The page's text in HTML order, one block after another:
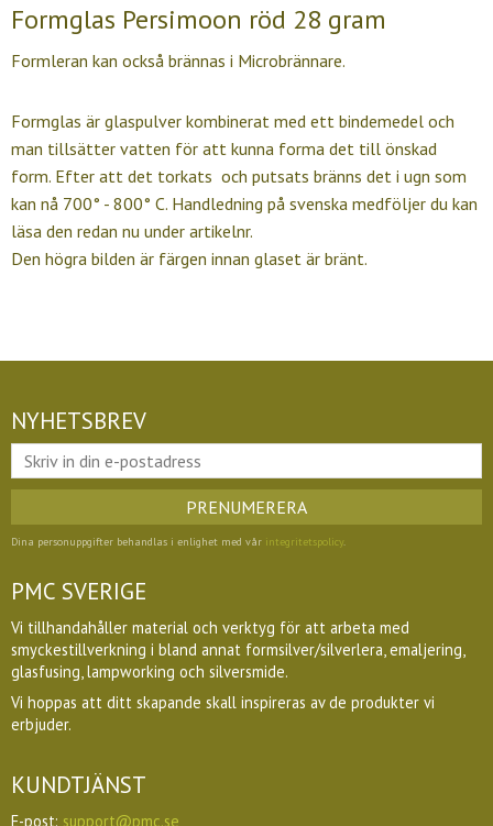
Formglas Persimoon röd 28 gram
Formleran kan också brännas i Microbrännare.
Formglas är glaspulver kombinerat med ett bindemedel och
man tillsätter vatten för att kunna forma det till önskad
form. Efter att det torkats och putsats bränns det i ugn som
kan nå 700° - 800° C. Handledning på svenska medföljer du kan
läsa den redan nu under artikelnr.
Den högra bilden är färgen innan glaset är bränt.
NYHETSBREV
PRENUMERERA
Dina personuppgifter behandlas i enlighet med vår integritetspolicy.
PMC SVERIGE
Vi tillhandahåller material och verktyg för att arbeta med
smyckestillverkning i bland annat formsilver/silverlera, emaljering,
glasfusing, lampworking och silversmide.
Vi hoppas att ditt skapande skall inspireras av de produkter vi
erbjuder.
KUNDTJÄNST
E-post: support@pmc.se